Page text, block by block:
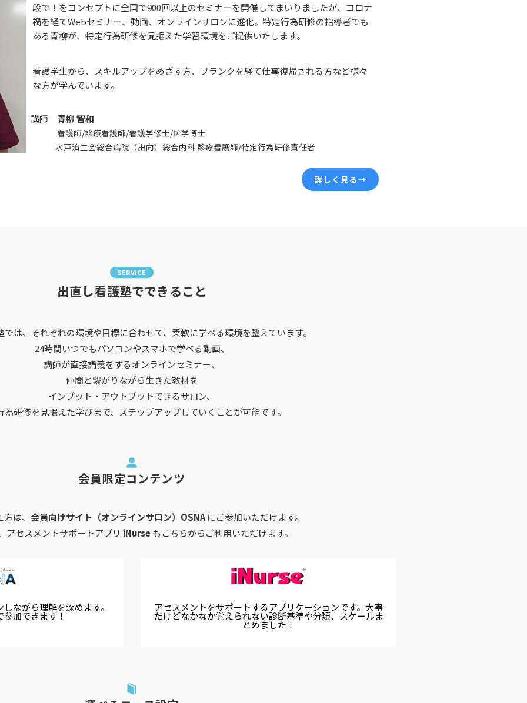
段で！をコンセプトに全国で900回以上のセミナーを開催してまいりましたが、コロナ
禍を経てWebセミナー、動画、オンラインサロンに進化。特定行為研修の指導者でも
ある青柳が、特定行為研修を見据えた学習環境をご提供いたします。
看護学生から、スキルアップをめざす方、ブランクを経て仕事復帰される方など様々
な方が学んでいます。
講師 青柳 智和
看護師/診療看護師/看護学修士/医学博士
水戸済生会総合病院（出向）総合内科 診療看護師/特定行為研修責任者
詳しく見る→
SERVICE
出直し看護塾でできること
では、それぞれの環境や目標に合わせて、柔軟に学べる環境を整えています。
24時間いつでもパソコンやスマホで学べる動画、
講師が直接講義をするオンラインセミナー、
仲間と繋がりながら生きた教材を
インプット・アウトプットできるサロン、
為研修を見据えた学びまで、ステップアップしていくことが可能です。
会員限定コンテンツ
は、 会員向けサイト（オンラインサロン）OSNA にご参加いただけます。
アセスメントサポートアプリ iNurseもこちらからご利用いただけます。
ながら理解を深めます。
加できます！
アセスメントをサポートするアプリケーションです。大事
だけどなかなか覚えられない診断基準や分類、スケールま
とめました！